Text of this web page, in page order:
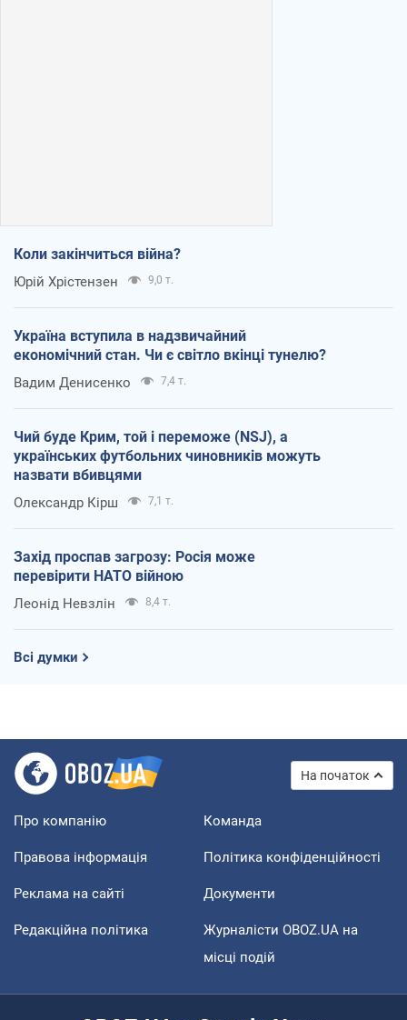
Коли закінчиться війна?
Юрій Хрістензен 9,0 т.
Україна вступила в надзвичайний
економічний стан. Чи є світло вкінці тунелю?
Вадим Денисенко 7,4 т.
Чий буде Крим, той і переможе (NSJ), а
українських футбольних чиновників можуть
назвати вбивцями
Олександр Кірш 7,1 т.
Захід проспав загрозу: Росія може
перевірити НАТО війною
Леонід Невзлін 8,4 т.
Всі думки
На початок
Про компанію Команда
Правова інформація Політика конфіденційності
Реклама на сайті Документи
Редакційна політика
Журналісти OBOZ.UA на
місці подій